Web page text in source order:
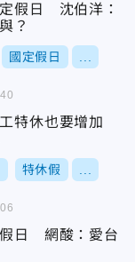
假日 沈伯洋：
？
國定假日
特休也要增加
特休假
日 網酸：愛台